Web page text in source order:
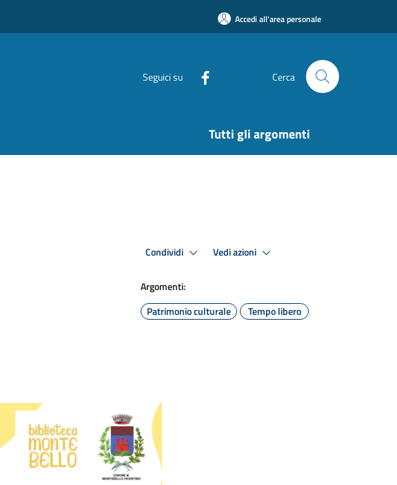
Accedi all'area personale
Seguici su Cerca
Tutti gli argomenti
Condividi Vedi azioni
Argomenti:
Patrimonio culturale
Tempo libero